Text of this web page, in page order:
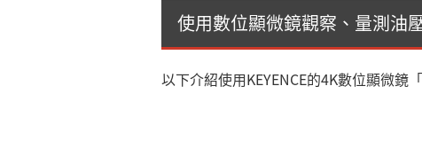
使用數位顯微鏡觀察、量測油
以下介紹使用KEYENCE的4K數位顯微鏡